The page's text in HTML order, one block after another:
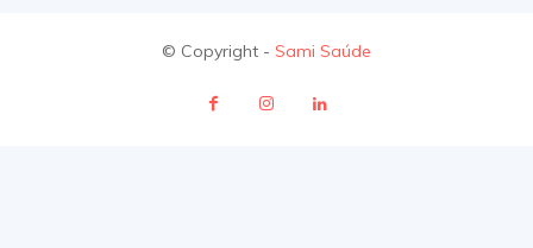
© Copyright - Sami Saúde